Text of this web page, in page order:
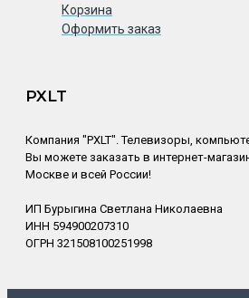
Корзина
Оформить заказ
PXLT
Компания "PXLT". Телевизоры,
Вы можете заказать в интернет-
Москве и всей России!
ИП Бурыгина Светлана Николаевна
ИНН 594900207310
ОГРН 321508100251998